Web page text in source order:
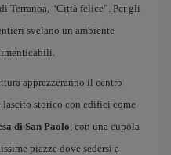
Terranoa, “Città felice”. Per gli
svelano un ambiente
apprezzeranno il centro
lascito storico con edifici come
di San Paolo, con una cupola
piazze dove sedersi a